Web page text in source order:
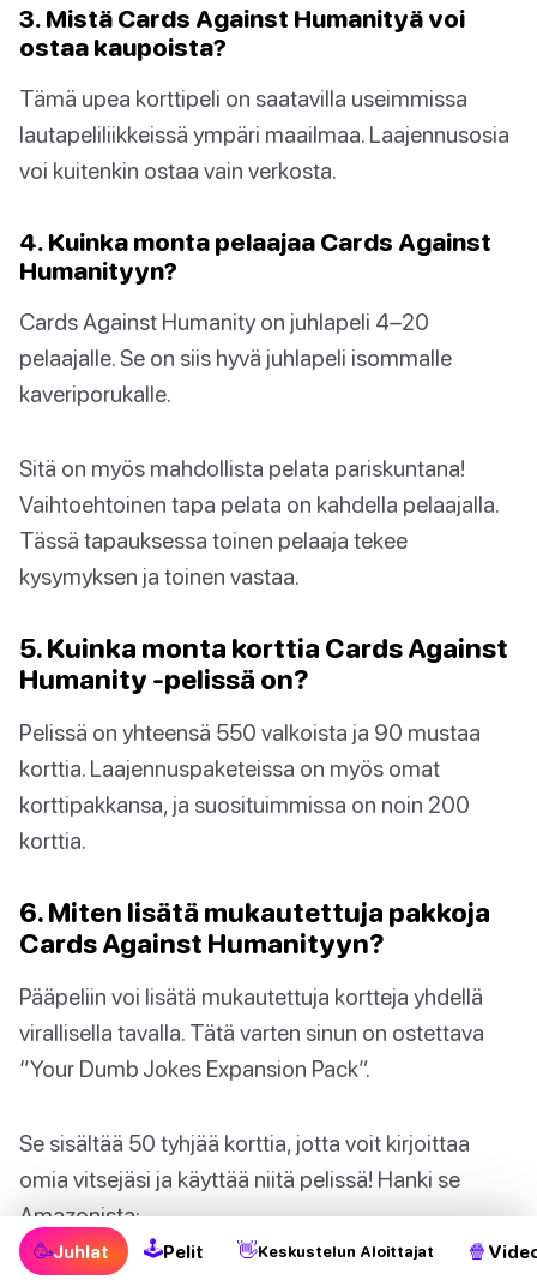
3. Mistä Cards Against Humanityä voi
ostaa kaupoista?
Tämä upea korttipeli on saatavilla useimmissa
lautapeliliikkeissä ympäri maailmaa. Laajennusosia
voi kuitenkin ostaa vain verkosta.
4. Kuinka monta pelaajaa Cards Against
Humanityyn?
Cards Against Humanity on juhlapeli 4–20
pelaajalle. Se on siis hyvä juhlapeli isommalle
kaveriporukalle.
Sitä on myös mahdollista pelata pariskuntana!
Vaihtoehtoinen tapa pelata on kahdella pelaajalla.
Tässä tapauksessa toinen pelaaja tekee
kysymyksen ja toinen vastaa.
5. Kuinka monta korttia Cards Against
Humanity -pelissä on?
Pelissä on yhteensä 550 valkoista ja 90 mustaa
korttia. Laajennuspaketeissa on myös omat
korttipakkansa, ja suosituimmissa on noin 200
korttia.
6. Miten lisätä mukautettuja pakkoja
Cards Against Humanityyn?
Pääpeliin voi lisätä mukautettuja kortteja yhdellä
virallisella tavalla. Tätä varten sinun on ostettava
“Your Dumb Jokes Expansion Pack”.
Se sisältää 50 tyhjää korttia, jotta voit kirjoittaa
omia vitsejäsi ja käyttää niitä pelissä! Hanki se
Amazonista:
🥳Juhlat 🕹Pelit 👋Keskustelun Aloittajat 🍿